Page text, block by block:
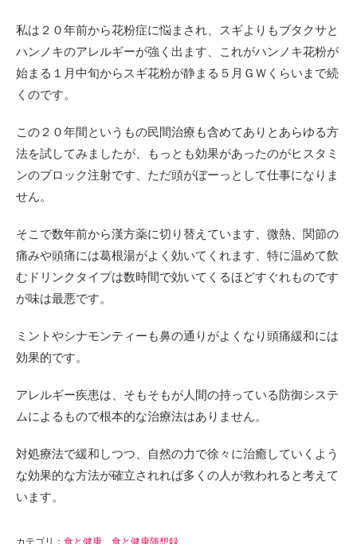
私は２０年前から花粉症に悩まされ、スギよりもブタクサと
ハンノキのアレルギーが強く出ます、これがハンノキ花粉が
始まる１月中旬からスギ花粉が静まる５月ＧＷくらいまで続
くのです。
この２０年間というもの民間治療も含めてありとあらゆる方
法を試してみましたが、もっとも効果があったのがヒスタミ
ンのブロック注射です、ただ頭がぼーっとして仕事になりま
せん。
そこで数年前から漢方薬に切り替えています、微熱、関節の
痛みや頭痛には葛根湯がよく効いてくれます、特に温めて飲
むドリンクタイプは数時間で効いてくるほどすぐれものです
が味は最悪です。
ミントやシナモンティーも鼻の通りがよくなり頭痛緩和には
効果的です。
アレルギー疾患は、そもそもが人間の持っている防御システ
ムによるもので根本的な治療法はありません。
対処療法で緩和しつつ、自然の力で徐々に治癒していくよう
な効果的な方法が確立されれば多くの人が救われると考えて
います。
カテゴリ： 食と健康 食と健康随想録